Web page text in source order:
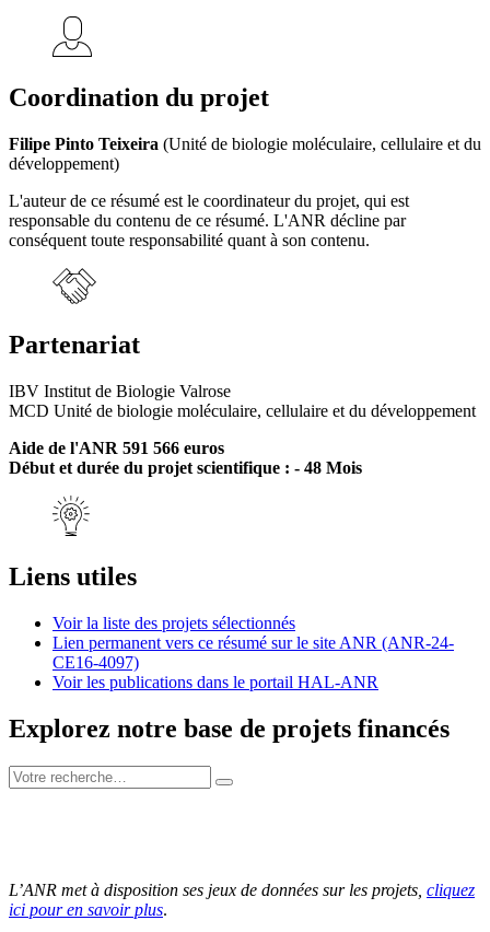
Coordination du projet
Filipe Pinto Teixeira (Unité de biologie moléculaire, cellulaire et du
développement)
L'auteur de ce résumé est le coordinateur du projet, qui est
responsable du contenu de ce résumé. L'ANR décline par
conséquent toute responsabilité quant à son contenu.
Partenariat
IBV Institut de Biologie Valrose
MCD Unité de biologie moléculaire, cellulaire et du développement
Aide de l'ANR 591 566 euros
Début et durée du projet scientifique : - 48 Mois
Liens utiles
Voir la liste des projets sélectionnés
Lien permanent vers ce résumé sur le site ANR (ANR-24-
CE16-4097)
Voir les publications dans le portail HAL-ANR
Explorez notre base de projets financés
L’ANR met à disposition ses jeux de données sur les projets, cliquez
ici pour en savoir plus.